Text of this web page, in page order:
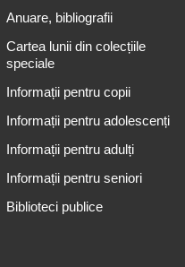
Anuare, bibliografii
Cartea lunii din colecțiile
speciale
Informații pentru copii
Informații pentru adolescenți
Informații pentru adulți
Informații pentru seniori
Biblioteci publice